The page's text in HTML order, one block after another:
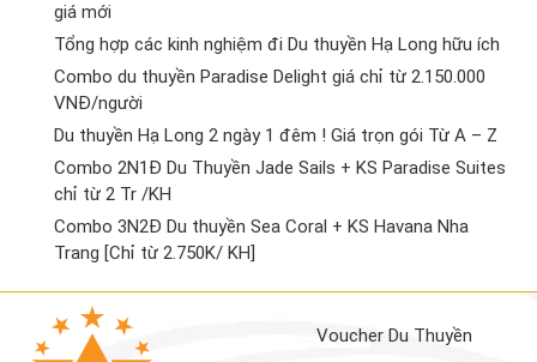
giá mới
Tổng hợp các kinh nghiệm đi Du thuyền Hạ Long hữu ích
Combo du thuyền Paradise Delight giá chỉ từ 2.150.000
VNĐ/người
Du thuyền Hạ Long 2 ngày 1 đêm ! Giá trọn gói Từ A – Z
Combo 2N1Đ Du Thuyền Jade Sails + KS Paradise Suites
chỉ từ 2 Tr /KH
Combo 3N2Đ Du thuyền Sea Coral + KS Havana Nha
Trang [Chỉ từ 2.750K/ KH]
Voucher Du Thuyền